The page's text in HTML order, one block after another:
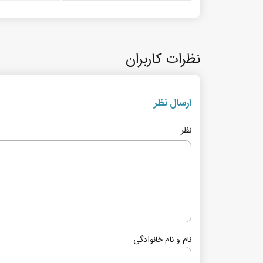
نظرات کاربران
ارسال نظر
نظر
نام و نام خانوادگی